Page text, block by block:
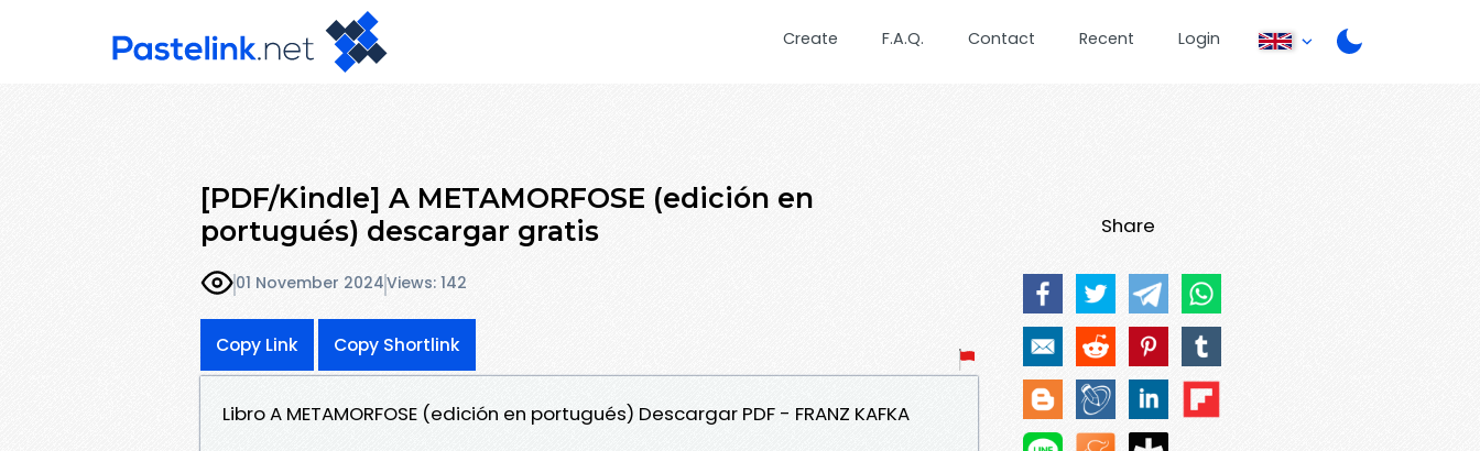
Create F.A.Q. Contact Recent Login
[PDF/Kindle] A METAMORFOSE (edición en
portugués) descargar gratis
01 November 2024Views: 142
Copy Link Copy Shortlink
Libro A METAMORFOSE (edición en portugués) Descargar PDF - FRANZ KAFKA
Share